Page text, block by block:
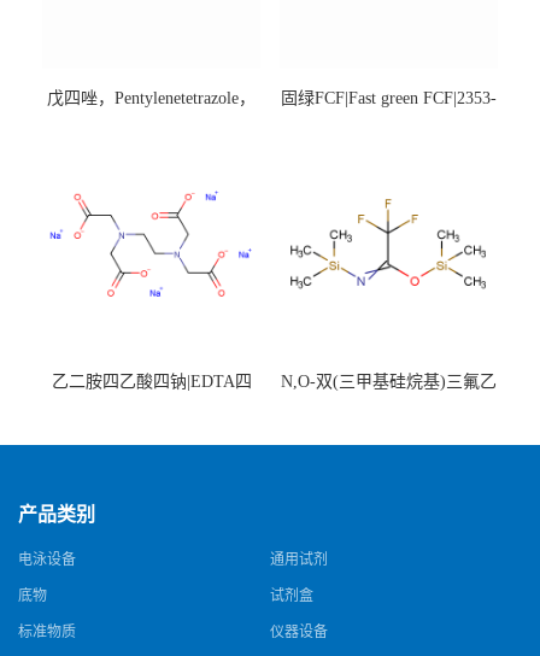
戊四唑，Pentylenetetrazole，
固绿FCF|Fast green FCF|2353-
乙二胺四乙酸四钠|EDTA四
N,O-双(三甲基硅烷基)三氟乙
产品类别
电泳设备 通用试剂
底物 试剂盒
标准物质 仪器设备